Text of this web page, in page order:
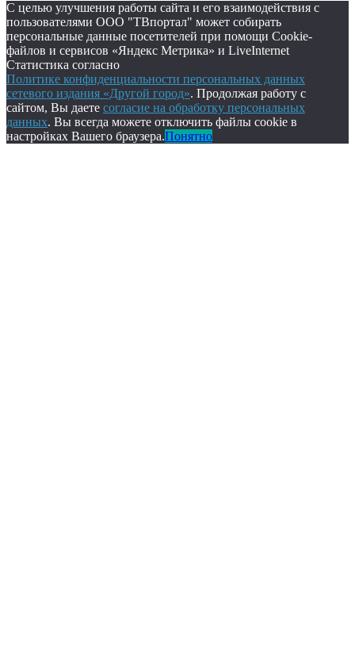
С целью улучшения работы сайта и его взаимодействия с
пользователями ООО "ТВпортал" может собирать
персональные данные посетителей при помощи Cookie-
файлов и сервисов «Яндекс Метрика» и LiveInternet
Статистика согласно
Политике конфиденциальности персональных данных
сетевого издания «Другой город». Продолжая работу с
сайтом, Вы даете согласие на обработку персональных
данных. Вы всегда можете отключить файлы cookie в
настройках Вашего браузера.Понятно